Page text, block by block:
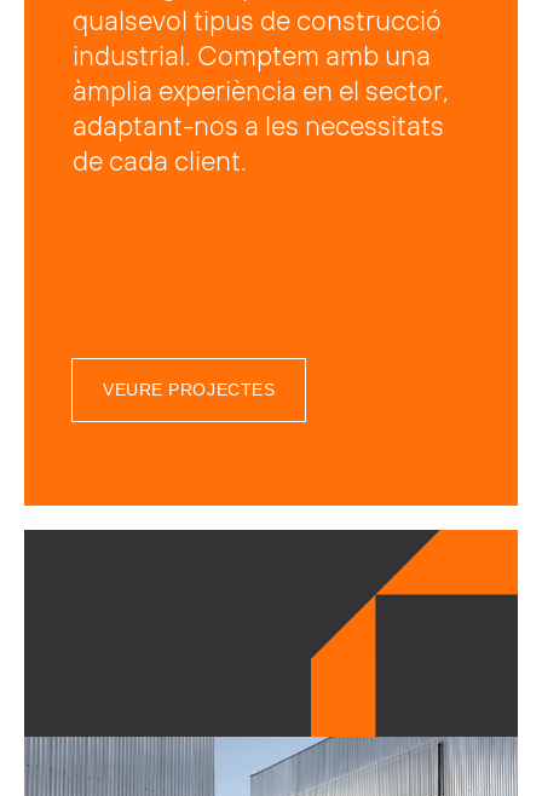
qualsevol tipus de construcció
industrial. Comptem amb una
àmplia experiència en el sector,
adaptant-nos a les necessitats
de cada client.
VEURE PROJECTES